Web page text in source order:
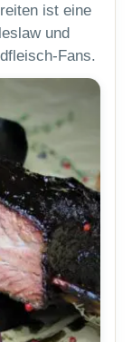
ist eine
und
Fans.